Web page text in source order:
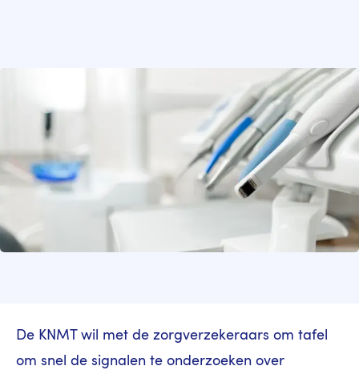
De KNMT wil met de zorgverzekeraars om tafel
om snel de signalen te onderzoeken over